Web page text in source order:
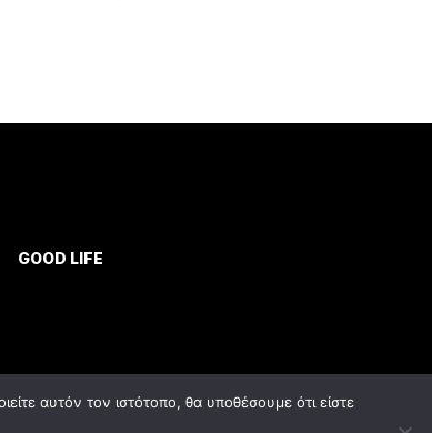
GOOD LIFE
αυτόν τον ιστότοπο, θα υποθέσουμε ότι είστε